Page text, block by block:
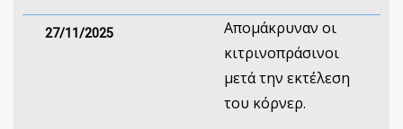
27/11/2025
Απομάκρυναν οι
κιτρινοπράσινοι
μετά την εκτέλεση
του κόρνερ.